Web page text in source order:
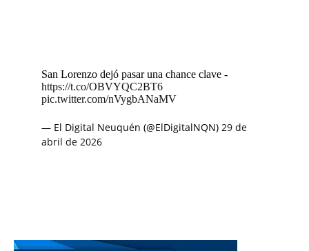
San Lorenzo dejó pasar una chance clave -
https://t.co/OBVYQC2BT6
pic.twitter.com/nVygbANaMV
— El Digital Neuquén (@ElDigitalNQN) 29 de
abril de 2026